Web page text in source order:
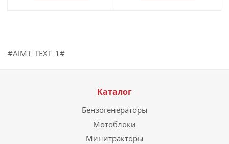
#AIMT_TEXT_1#
Каталог
Бензогенераторы
Мотоблоки
Минитракторы